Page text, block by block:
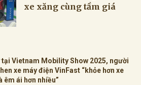
xe xăng cùng tầm giá
tại Vietnam Mobility Show 2025, người
xe máy điện VinFast “khỏe hơn xe
êm ái hơn nhiều”